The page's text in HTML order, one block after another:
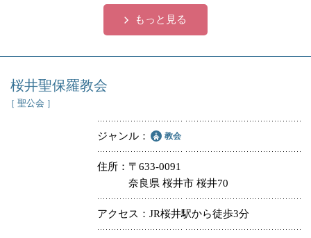
もっと見る
桜井聖保羅教会
［ 聖公会 ］
ジャンル 教会
住所
〒633-0091
奈良県 桜井市 桜井70
アクセス JR桜井駅から徒歩3分